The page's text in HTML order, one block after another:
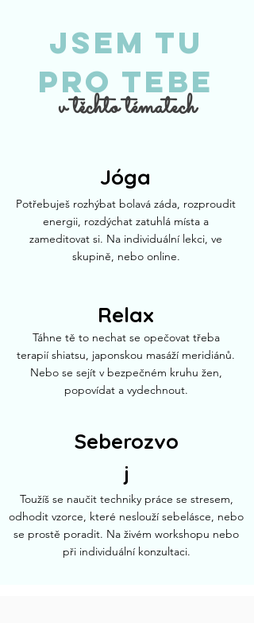
Jsem tu
pro tebe
v těchto tématech
Jóga
Potřebuješ rozhýbat bolavá záda, rozproudit
energii, rozdýchat zatuhlá místa a
zameditovat si. Na individuální lekci, ve
skupině, nebo online.
Relax
Táhne tě to nechat se opečovat třeba
terapií shiatsu, japonskou masáží meridiánů.
Nebo se sejít v bezpečném kruhu žen,
popovídat a vydechnout.
Seberozvo
j
Toužíš se naučit techniky práce se stresem,
odhodit vzorce, které neslouží sebelásce, nebo
se prostě poradit. Na živém workshopu nebo
při individuální konzultaci.